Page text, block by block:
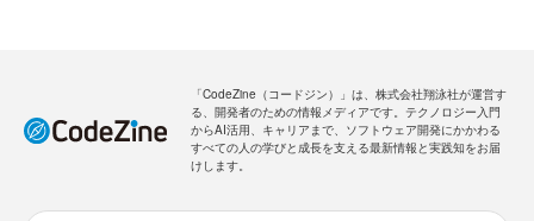
「CodeZine（コードジン）」は、株式会社翔泳社が運営す
る、開発者のための情報メディアです。テクノロジー入門
からAI活用、キャリアまで、ソフトウェア開発にかかわる
すべての人の学びと成長を支える最新情報と実践知をお届
けします。